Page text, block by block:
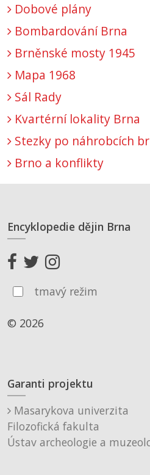
Dobové plány
Bombardování Brna
Brněnské mosty 1945
Mapa 1968
Sál Rady
Kvartérní lokality Brna
Stezky po náhrobcích
Brno a konflikty
Encyklopedie dějin Brna
tmavý režim
© 2026
Garanti projektu
Masarykova univerzita
Filozofická fakulta
Ústav archeologie a